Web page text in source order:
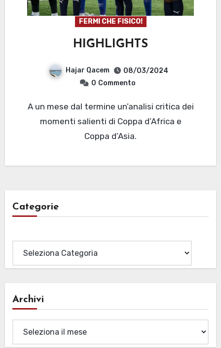
FERMI CHE FISICO!
HIGHLIGHTS
Hajar Qacem
08/03/2024
0 Commento
A un mese dal termine un’analisi critica dei
momenti salienti di Coppa d’Africa e
Coppa d’Asia.
Categorie
Archivi